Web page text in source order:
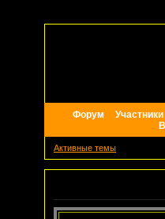
Форум Участники
Активные темы